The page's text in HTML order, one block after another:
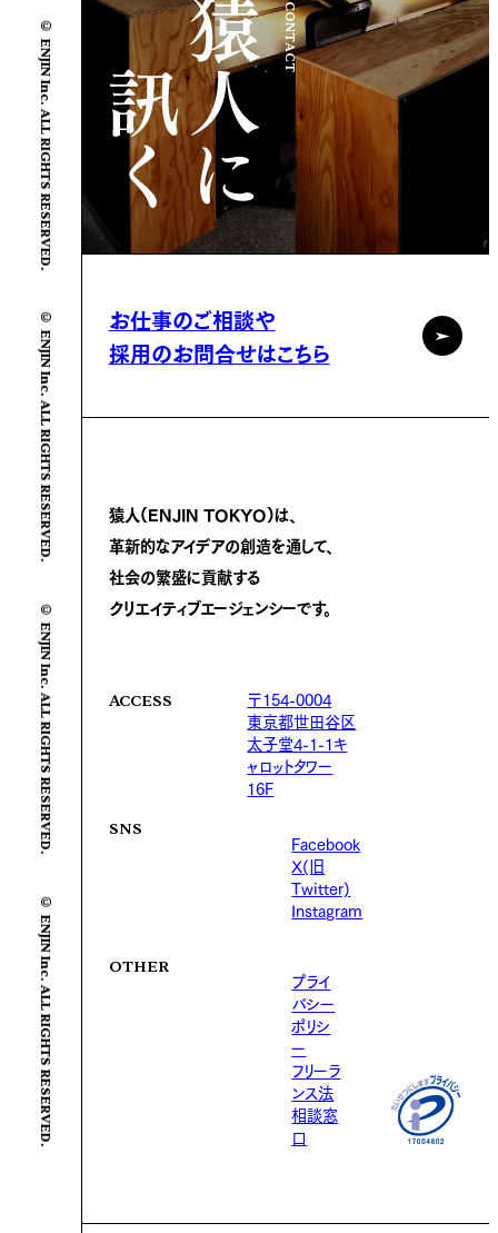
© ENJIN Inc. ALL RIGHTS RESERVED.
© ENJIN Inc. ALL RIGHTS RESERVED.
© ENJIN Inc. ALL RIGHTS RESERVED.
© ENJIN Inc. ALL RIGHTS RESERVED.
CONTACT
お仕事のご相談や
採用のお問合せはこちら
猿人(ENJIN TOKYO)は、
革新的なアイデアの創造を通して、
社会の繁盛に貢献する
クリエイティブエージェンシーです。
ACCESS
〒154-0004
東京都世田谷区
太子堂4-1-1キ
ャロットタワー
16F
SNS
Facebook
X(旧
Twitter)
Instagram
OTHER
プライ
バシー
ポリシ
ー
フリーラ
ンス法
相談窓
口